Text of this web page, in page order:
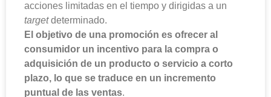
acciones limitadas en el tiempo y dirigidas a un
targetdeterminado.
El objetivo de una promoción es ofrecer al
consumidor un incentivo para la compra o
adquisición de un producto o servicio a corto
plazo, lo que se traduce en un incremento
puntual de las ventas.